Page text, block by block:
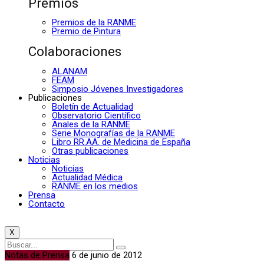
Premios de la RANME
Premio de Pintura
Colaboraciones
ALANAM
FEAM
Simposio Jóvenes Investigadores
Publicaciones
Boletín de Actualidad
Observatorio Científico
Anales de la RANME
Serie Monografías de la RANME
Libro RR.AA. de Medicina de España
Otras publicaciones
Noticias
Noticias
Actualidad Médica
RANME en los medios
Prensa
Contacto
X
Notas de Prensa 6 de junio de 2012